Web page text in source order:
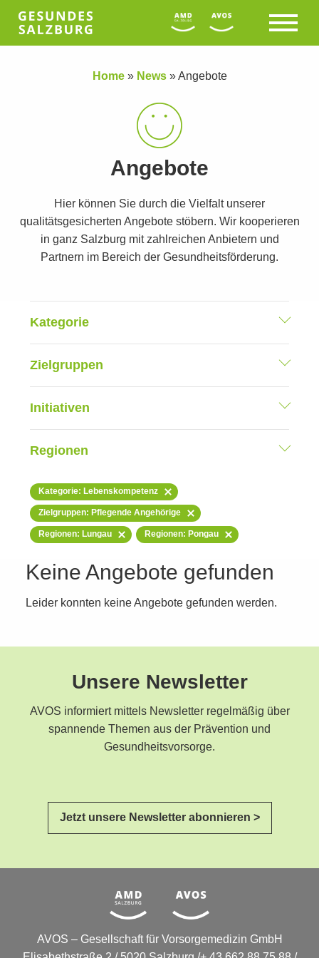
Home» News»Angebote
Angebote
Hier können Sie durch die Vielfalt unserer
qualitätsgesicherten Angebote stöbern. Wir kooperieren
in ganz Salzburg mit zahlreichen Anbietern und
Partnern im Bereich der Gesundheitsförderung.
Kategorie
Zielgruppen
Initiativen
Regionen
Kategorie: Lebenskompetenz
Zielgruppen: Pflegende Angehörige
Regionen: Lungau Regionen: Pongau
Keine Angebote gefunden
Leider konnten keine Angebote gefunden werden.
Unsere Newsletter
AVOS informiert mittels Newsletter regelmäßig über
spannende Themen aus der Prävention und
Gesundheitsvorsorge.
Jetzt unsere Newsletter abonnieren >
AVOS – Gesellschaft für Vorsorgemedizin GmbH